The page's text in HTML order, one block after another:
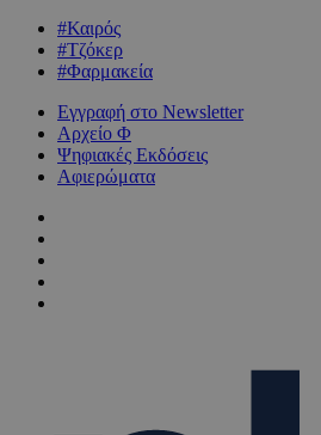
#Καιρός
#Τζόκερ
#Φαρμακεία
Εγγραφή στο Newsletter
Αρχείο Φ
Ψηφιακές Εκδόσεις
Αφιερώματα